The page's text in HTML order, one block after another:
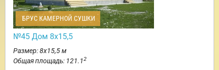
БРУС КАМЕРНОЙ СУШКИ
№45 Дом 8х15,5
Размер: 8х15,5 м
Общая площадь: 121.12